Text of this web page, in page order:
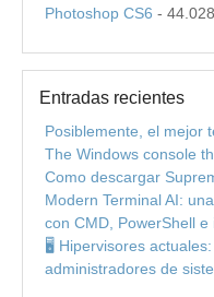
Photoshop CS6 -
Entradas recientes
Posiblemente, el mejor
The Windows console
Como descargar
Modern Terminal AI:
con CMD, PowerShell
🖥️ Hipervisores
administradores de